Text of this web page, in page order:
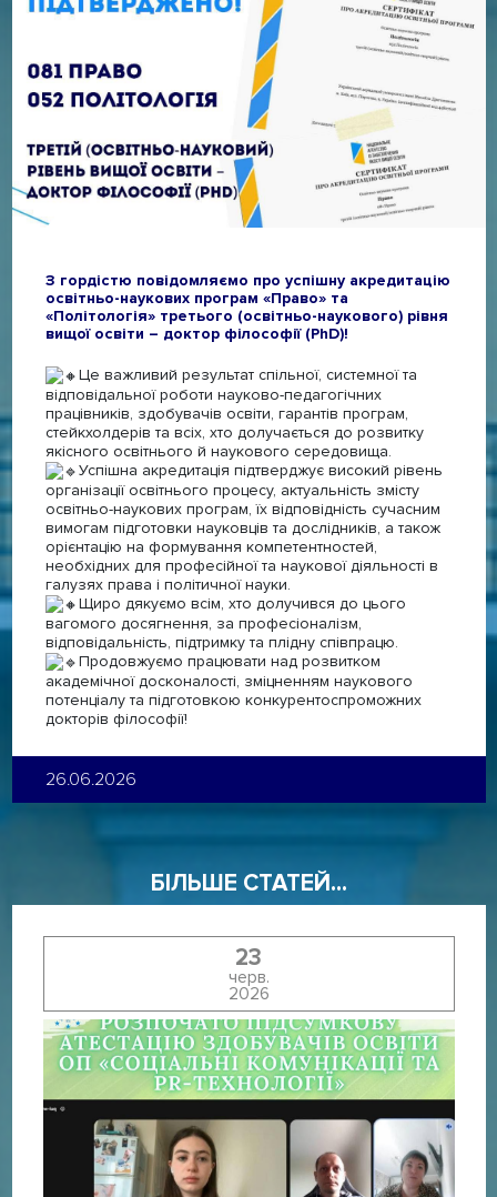
З гордістю повідомляємо про успішну акредитацію
освітньо-наукових програм «Право» та
«Політологія» третього (освітньо-наукового) рівня
вищої освіти – доктор філософії (PhD)!
Це важливий результат спільної, системної та
відповідальної роботи науково-педагогічних
працівників, здобувачів освіти, гарантів програм,
стейкхолдерів та всіх, хто долучається до розвитку
якісного освітнього й наукового середовища.
Успішна акредитація підтверджує високий рівень
організації освітнього процесу, актуальність змісту
освітньо-наукових програм, їх відповідність сучасним
вимогам підготовки науковців та дослідників, а також
орієнтацію на формування компетентностей,
необхідних для професійної та наукової діяльності в
галузях права і політичної науки.
Щиро дякуємо всім, хто долучився до цього
вагомого досягнення, за професіоналізм,
відповідальність, підтримку та плідну співпрацю.
Продовжуємо працювати над розвитком
академічної досконалості, зміцненням наукового
потенціалу та підготовкою конкурентоспроможних
докторів філософії!
26.06.2026
БІЛЬШЕ СТАТЕЙ...
23
черв.
2026